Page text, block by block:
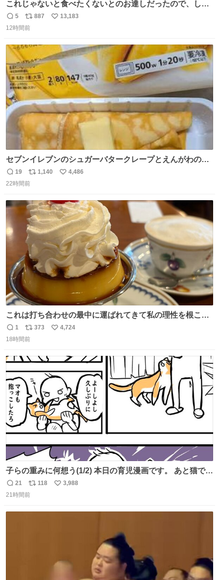
これじゃないと食べたくないとのお達しだったので、しっ
ぽ置き場係になっている
返
信
5
リ
ポ
ト
数
887
い
数
13,183
12時間前
セブンイレブンのシュガーバタークレープとえんがわの寿
司を探している人へ！ シュガーバタークレープは目黒、品
川、蒲田、渋谷、川崎、横浜、鶴見、九州の一部エリア限
ころ少ないですが見つけたら即買いです🤩❣️
返
信
19
リ
ポ
ト
数
1,140
い
数
4,486
22時間前
これは打ち合わせの最中に運ばれてきて私の理性を根こそ
ぎ奪い去ったプリンの写真です。
返
信
1
リ
ポ
ト
数
373
い
数
4,724
18時間前
子らの重みに何想う(1/2) 本日の育児漫画です。 あと猫で
す。
返
信
21
リ
ポ
118
い
3,988
21時間前